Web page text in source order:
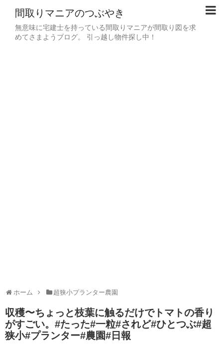
間取りマニアのつぶやき
無意味に宅建士を持っている間取りマニアが間取り図を求
めてさまようブログ。 引っ越し物件探し中！
ホーム 超狭小プランター農園
収穫〜ちょっと枝葉に触るだけでトマトの香り
がすごい。#たった#一粒#されど#ひとつぶ#超
狭小#プランター#農園#日報